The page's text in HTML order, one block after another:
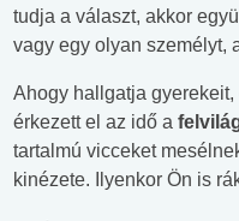
tudja a választ, akkor
vagy egy olyan személyt,
Ahogy hallgatja
érkezett el az idő a
tartalmú vicceket
kinézete. Ilyenkor Ön is